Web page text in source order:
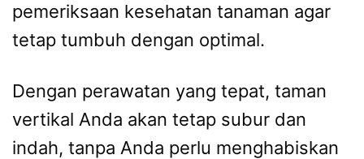
pemeriksaan kesehatan tanaman agar
tetap tumbuh dengan optimal.
Dengan perawatan yang tepat, taman
vertikal Anda akan tetap subur dan
indah, tanpa Anda perlu menghabiskan